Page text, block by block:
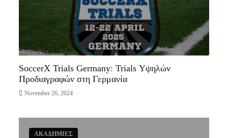
ΑΚΑΔΗΜΙΕΣ
SoccerX Trials Germany: Trials Υψηλών
Προδιαγραφών στη Γερμανία
November 26, 2024
ΑΚΑΔΗΜΙΕΣ